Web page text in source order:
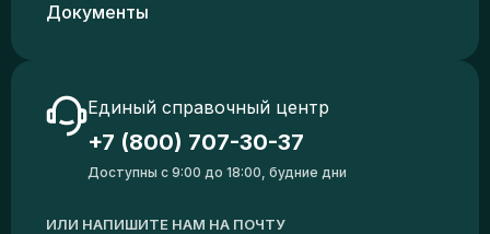
Документы
Единый справочный центр
+7 (800) 707-30-37
Доступны с 9:00 до 18:00, будние дни
ИЛИ НАПИШИТЕ НАМ НА ПОЧТУ